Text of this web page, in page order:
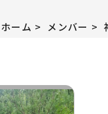
ホーム メンバー